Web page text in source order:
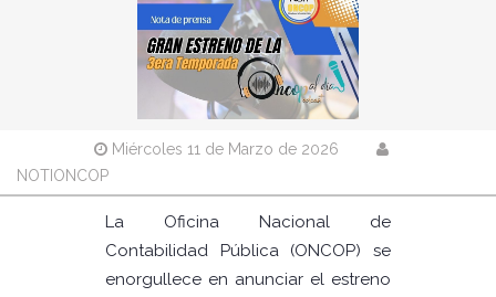
Miércoles 11 de Marzo de 2026
NOTIONCOP
La Oficina Nacional de
Contabilidad Pública (ONCOP) se
enorgullece en anunciar el estreno